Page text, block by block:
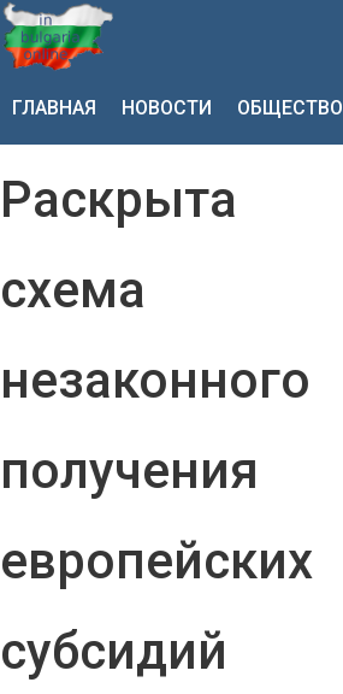
ГЛАВНАЯ НОВОСТИ ОБЩЕСТВО
Раскрыта
схема
незаконного
получения
европейских
субсидий